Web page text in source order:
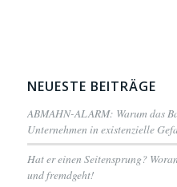
NEUESTE BEITRÄGE
ABMAHN-ALARM: Warum das
Unternehmen in existenzielle
Hat er einen Seitensprung?
und fremdgeht!